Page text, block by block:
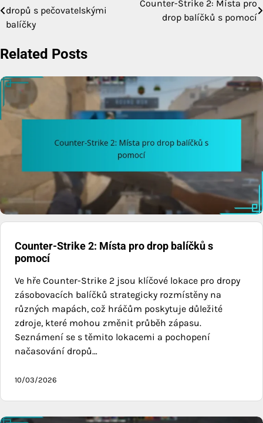
navigation
dropů s pečovatelskými
balíčky
Counter-Strike 2: Místa pro
drop balíčků s pomocí
Related Posts
Counter-Strike 2: Místa pro drop balíčků s
pomocí
Ve hře Counter-Strike 2 jsou klíčové lokace pro dropy
zásobovacích balíčků strategicky rozmístěny na
různých mapách, což hráčům poskytuje důležité
zdroje, které mohou změnit průběh zápasu.
Seznámení se s těmito lokacemi a pochopení
načasování dropů…
10/03/2026